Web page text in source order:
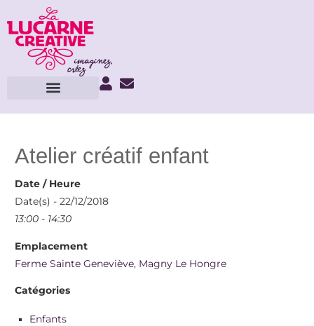
Atelier créatif enfant
Date / Heure
Date(s) - 22/12/2018
13:00 - 14:30
Emplacement
Ferme Sainte Geneviève, Magny Le Hongre
Catégories
Enfants